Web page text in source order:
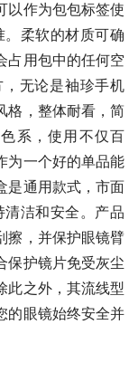
以作为包包标签使
柔软的材质可确
占用包中的任何空
无论是袖珍手机
格，整体耐看，简
系，使用不仅百
为一个好的单品能
是通用款式，市面
洁和安全。产品
擦，并保护眼镜臂
保护镜片免受灰尘
此之外，其流线型
的眼镜始终安全并